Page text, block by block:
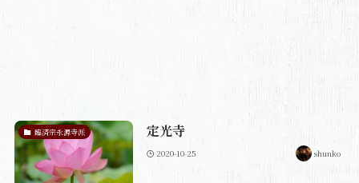
臨済宗永源寺派 定光寺
2020-10-25 shunko